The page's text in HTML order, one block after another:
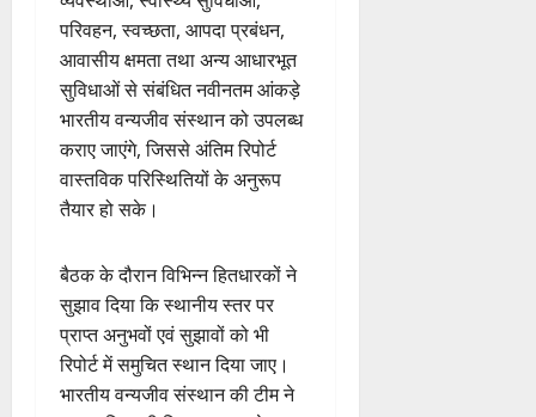
परिवहन, स्वच्छता, आपदा प्रबंधन,
आवासीय क्षमता तथा अन्य आधारभूत
सुविधाओं से संबंधित नवीनतम आंकड़े
भारतीय वन्यजीव संस्थान को उपलब्ध
कराए जाएंगे, जिससे अंतिम रिपोर्ट
वास्तविक परिस्थितियों के अनुरूप
तैयार हो सके।
बैठक के दौरान विभिन्न हितधारकों ने
सुझाव दिया कि स्थानीय स्तर पर
प्राप्त अनुभवों एवं सुझावों को भी
रिपोर्ट में समुचित स्थान दिया जाए।
भारतीय वन्यजीव संस्थान की टीम ने